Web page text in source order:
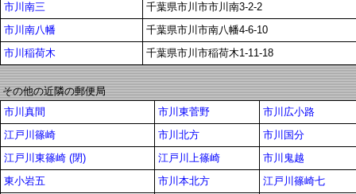
市川南三
千葉県市川市市川南3-2-2
市川南八幡
千葉県市川市南八幡4-6-10
市川稲荷木
千葉県市川市稲荷木1-11-18
その他の近隣の郵便局
市川真間
市川東菅野
市川広小路
江戸川篠崎
市川北方
市川国分
江戸川東篠崎 (閉)
江戸川上篠崎
市川鬼越
東小岩五
市川本北方
江戸川篠崎七